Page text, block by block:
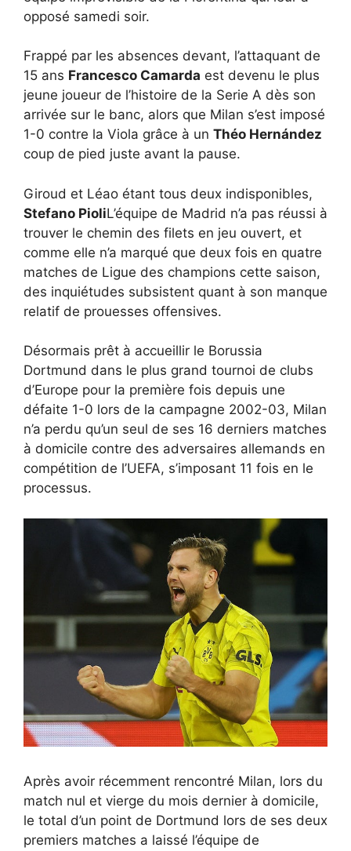
opposé samedi soir.
Frappé par les absences devant, l’attaquant de
15 ans Francesco Camarda est devenu le plus
jeune joueur de l’histoire de la Serie A dès son
arrivée sur le banc, alors que Milan s’est imposé
1-0 contre la Viola grâce à un Théo Hernández
coup de pied juste avant la pause.
Giroud et Léao étant tous deux indisponibles,
Stefano PioliL’équipe de Madrid n’a pas réussi à
trouver le chemin des filets en jeu ouvert, et
comme elle n’a marqué que deux fois en quatre
matches de Ligue des champions cette saison,
des inquiétudes subsistent quant à son manque
relatif de prouesses offensives.
Désormais prêt à accueillir le Borussia
Dortmund dans le plus grand tournoi de clubs
d’Europe pour la première fois depuis une
défaite 1-0 lors de la campagne 2002-03, Milan
n’a perdu qu’un seul de ses 16 derniers matches
à domicile contre des adversaires allemands en
compétition de l’UEFA, s’imposant 11 fois en le
processus.
Après avoir récemment rencontré Milan, lors du
match nul et vierge du mois dernier à domicile,
le total d’un point de Dortmund lors de ses deux
premiers matches a laissé l’équipe de